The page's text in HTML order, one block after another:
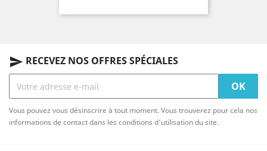
send RECEVEZ NOS OFFRES SPÉCIALES
Vous pouvez vous désinscrire à tout moment. Vous trouverez pour cela nos
informations de contact dans les conditions d'utilisation du site.